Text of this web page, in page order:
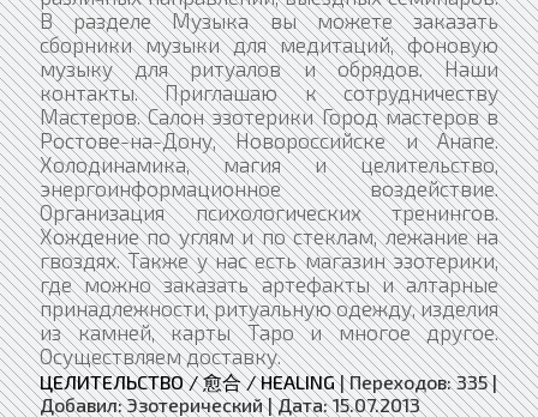
В разделе Музыка вы можете заказать
сборники музыки для медитаций, фоновую
музыку для ритуалов и обрядов. Наши
контакты. Приглашаю к сотрудничеству
Мастеров. Салон эзотерики Город мастеров в
Ростове-на-Дону, Новороссийске и Анапе.
Холодинамика, магия и целительство,
энергоинформационное воздействие.
Организация психологических тренингов.
Хождение по углям и по стеклам, лежание на
гвоздях. Также у нас есть магазин эзотерики,
где можно заказать артефакты и алтарные
принадлежности, ритуальную одежду, изделия
из камней, карты Таро и многое другое.
Осуществляем доставку.
ЦЕЛИТЕЛЬСТВО / 愈合 / HEALING|Переходов: 335 |
Добавил: Эзотерический |Дата: 15.07.2013